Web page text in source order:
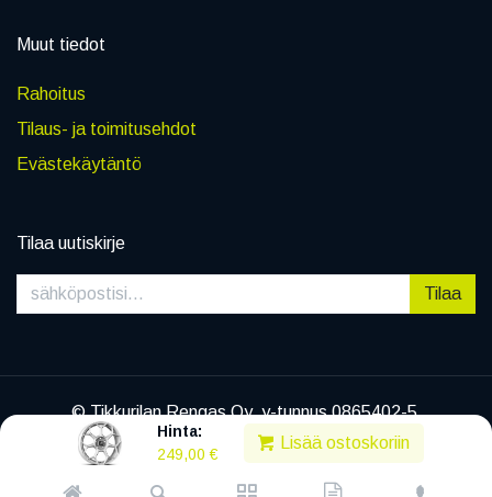
Hinta:
249,00 €
Lisää ostoskoriin
Muut tiedot
Rahoitus
Tilaus- ja toimitusehdot
Evästekäytäntö
Tilaa uutiskirje
Tilaa
© Tikkurilan Rengas Oy, y-tunnus 0865402-5
|Tietosuojaseloste
Powered byLegenda EC